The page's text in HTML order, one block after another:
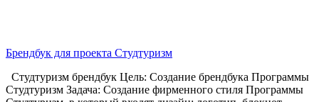
Брендбук для проекта Студтуризм
Студтуризм брендбук Цель: Создание брендбука Программы
Студтуризм Задача: Создание фирменного стиля Программы